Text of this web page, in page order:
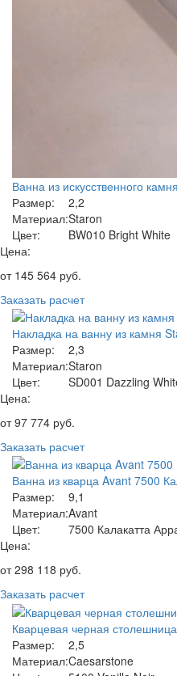
Ванна из искусственного
Размер:
2,2
Материал:Staron
Цвет:
BW010 Bright White
Цена:
от 145 564 руб.
Заказать расчет
Накладка на ванну из камня
Размер:
2,3
Материал:Staron
Цвет:
SD001 Dazzling
Цена:
от97 774 руб.
Заказать расчет
Ванна из кварца Avant 7500
Размер:
9,1
Материал:Avant
Цвет:
7500 Калакатта
Цена:
от298 118 руб.
Заказать расчет
Кварцевая черная
Размер:
2,5
Материал:Caesarstone